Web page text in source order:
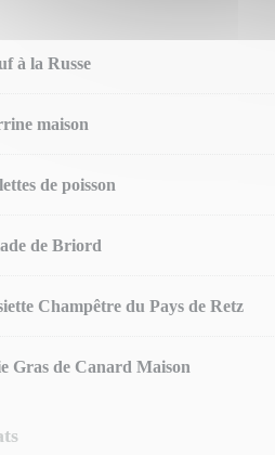
à la Russe
maison
de poisson
de Briord
Champêtre du Pays de Retz
Gras de Canard Maison